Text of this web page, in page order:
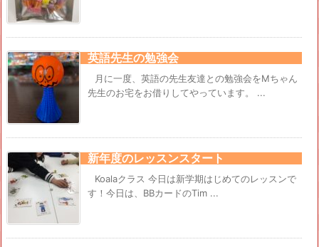
英語先生の勉強会
月に一度、英語の先生友達との勉強会をMちゃん
先生のお宅をお借りしてやっています。 ...
新年度のレッスンスタート
Koalaクラス 今日は新学期はじめてのレッスンで
す！今日は、BBカードのTim ...